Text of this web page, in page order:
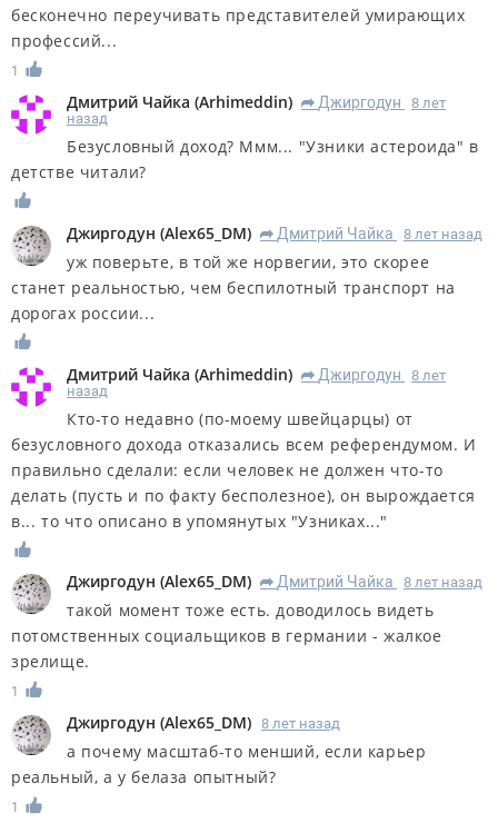
бесконечно переучивать представителей умирающих
профессий...
1
Дмитрий Чайка (Arhimeddin) R Джиргодун
8 лет
назад
Безусловный доход? Ммм... "Узники астероида" в
детстве читали?
Джиргодун (Alex65_DM) R Дмитрий Чайка 8 лет назад
уж поверьте, в той же норвегии, это скорее
станет реальностью, чем беспилотный транспорт на
дорогах россии...
Дмитрий Чайка (Arhimeddin) R Джиргодун
8 лет
назад
Кто-то недавно (по-моему швейцарцы) от
безусловного дохода отказались всем референдумом. И
правильно сделали: если человек не должен что-то
делать (пусть и по факту бесполезное), он вырождается
в... то что описано в упомянутых "Узниках..."
Джиргодун (Alex65_DM) R Дмитрий Чайка 8 лет назад
такой момент тоже есть. доводилось видеть
потомственных социальщиков в германии - жалкое
зрелище.
1
Джиргодун (Alex65_DM) 8 лет назад
а почему масштаб-то менший, если карьер
реальный, а у белаза опытный?
1